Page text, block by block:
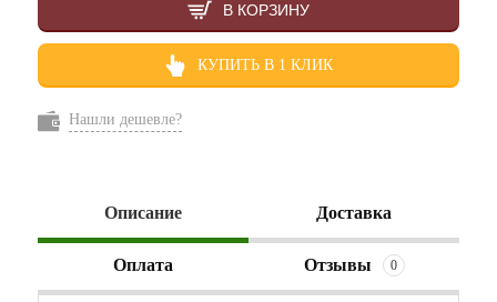
В КОРЗИНУ
КУПИТЬ В 1 КЛИК
Нашли дешевле?
Описание Доставка
Оплата Отзывы 0